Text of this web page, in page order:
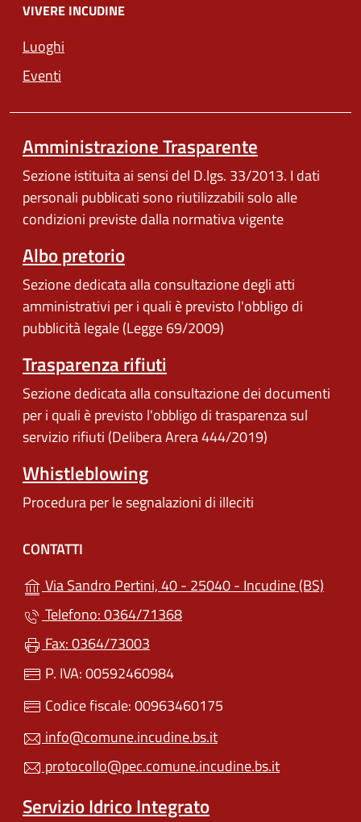
VIVERE INCUDINE
Luoghi
Eventi
Amministrazione Trasparente
Sezione istituita ai sensi del D.lgs. 33/2013. I dati
personali pubblicati sono riutilizzabili solo alle
condizioni previste dalla normativa vigente
Albo pretorio
Sezione dedicata alla consultazione degli atti
amministrativi per i quali è previsto l'obbligo di
pubblicità legale (Legge 69/2009)
Trasparenza rifiuti
Sezione dedicata alla consultazione dei documenti
per i quali è previsto l'obbligo di trasparenza sul
servizio rifiuti (Delibera Arera 444/2019)
Whistleblowing
Procedura per le segnalazioni di illeciti
CONTATTI
Via Sandro Pertini, 40 - 25040 - Incudine (BS)
Telefono: 0364/71368
Fax: 0364/73003
P. IVA: 00592460984
Codice fiscale: 00963460175
info@comune.incudine.bs.it
protocollo@pec.comune.incudine.bs.it
Servizio Idrico Integrato